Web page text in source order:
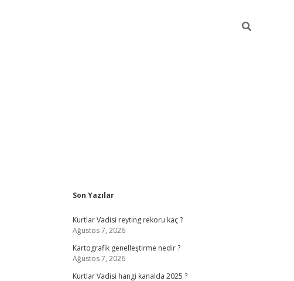
Sidebar
Son Yazılar
Kurtlar Vadisi reyting rekoru kaç ?
Ağustos 7, 2026
Kartografik genelleştirme nedir ?
Ağustos 7, 2026
Kurtlar Vadisi hangi kanalda 2025 ?